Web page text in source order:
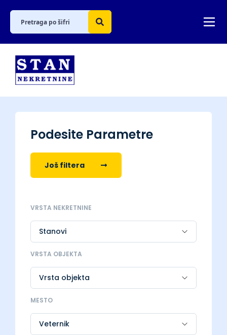
Podesite Parametre
Još filtera
VRSTA NEKRETNINE
VRSTA OBJEKTA
MESTO